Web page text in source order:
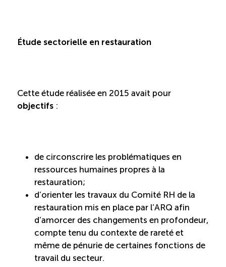
TOURISME
Facebook
LinkedIn
Vimeo
Étude sectorielle en restauration
Cette étude réalisée en 2015 avait pour
objectifs :
de circonscrire les problématiques en
ressources humaines propres à la
restauration;
d’orienter les travaux du Comité RH de la
restauration mis en place par l’ARQ afin
d’amorcer des changements en profondeur,
compte tenu du contexte de rareté et
même de pénurie de certaines fonctions de
travail du secteur.